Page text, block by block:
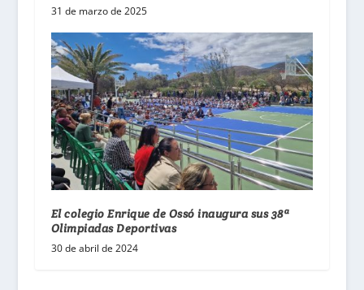
31 de marzo de 2025
El colegio Enrique de Ossó inaugura sus 38ª
Olimpiadas Deportivas
30 de abril de 2024